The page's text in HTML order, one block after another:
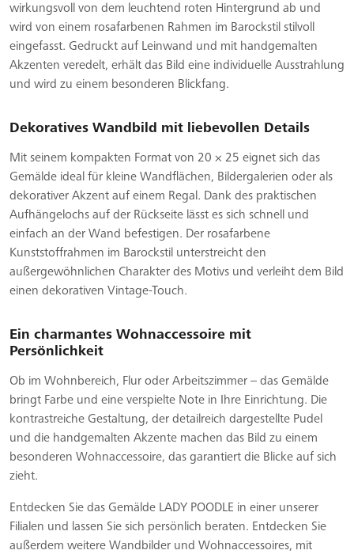
wirkungsvoll von dem leuchtend roten Hintergrund ab und
wird von einem rosafarbenen Rahmen im Barockstil stilvoll
eingefasst. Gedruckt auf Leinwand und mit handgemalten
Akzenten veredelt, erhält das Bild eine individuelle Ausstrahlung
und wird zu einem besonderen Blickfang.
Dekoratives Wandbild mit liebevollen Details
Mit seinem kompakten Format von 20 × 25 eignet sich das
Gemälde ideal für kleine Wandflächen, Bildergalerien oder als
dekorativer Akzent auf einem Regal. Dank des praktischen
Aufhängelochs auf der Rückseite lässt es sich schnell und
einfach an der Wand befestigen. Der rosafarbene
Kunststoffrahmen im Barockstil unterstreicht den
außergewöhnlichen Charakter des Motivs und verleiht dem Bild
einen dekorativen Vintage-Touch.
Ein charmantes Wohnaccessoire mit
Persönlichkeit
Ob im Wohnbereich, Flur oder Arbeitszimmer – das Gemälde
bringt Farbe und eine verspielte Note in Ihre Einrichtung. Die
kontrastreiche Gestaltung, der detailreich dargestellte Pudel
und die handgemalten Akzente machen das Bild zu einem
besonderen Wohnaccessoire, das garantiert die Blicke auf sich
zieht.
Entdecken Sie das Gemälde LADY POODLE in einer unserer
Filialen und lassen Sie sich persönlich beraten. Entdecken Sie
außerdem weitere Wandbilder und Wohnaccessoires, mit